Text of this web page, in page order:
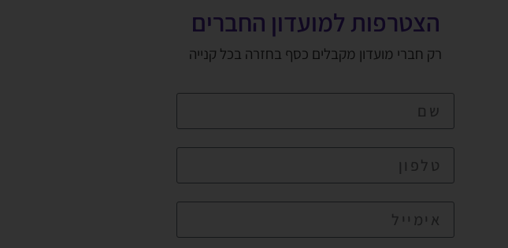
הצטרפות למועדון החברים
רק חברי מועדון מקבלים כסף בחזרה בכל קנייה